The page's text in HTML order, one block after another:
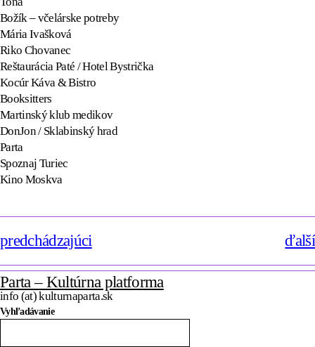
Božík – včelárske potreby
Mária Ivašková
Riko Chovanec
Reštaurácia Paté / Hotel Bystrička
Kocúr Káva & Bistro
Booksitters
Martinský klub medikov
DonJon / Sklabinský hrad
Parta
Spoznaj Turiec
Kino Moskva
predchádzajúci ďalší
Parta – Kultúrna platforma
info (at) kulturnaparta.sk
Vyhľadávanie